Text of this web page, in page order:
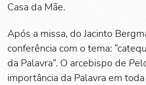
Casa da Mãe.
Após a missa, do Jacinto
conferência com o tema:
da Palavra”. O arcebispo de
importância da Palavra em